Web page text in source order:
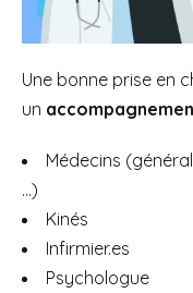
Une bonne prise en
un
Médecins
…)
Kinés
Infirmier.es
Psychologue